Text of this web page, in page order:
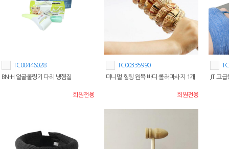
TC00446028
BN-H 얼굴쿨링기 다리 냉찜질
회원전용
TC00335990
미니멀 힐링 원목 바디 롤러마사지 1개
회원전용
JT 고